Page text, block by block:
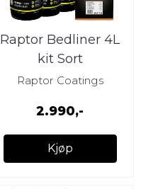
Raptor Bedliner 4L
kit Sort
Raptor Coatings
2.990,-
Kjøp